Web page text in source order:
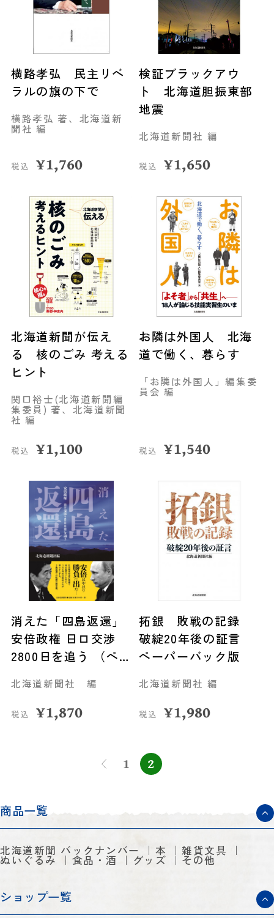
横路孝弘 民主リベ
ラルの旗の下で
横路孝弘 著、北海道新
聞社 編
税込 ¥1,760
検証ブラックアウ
ト 北海道胆振東部
地震
北海道新聞社 編
税込 ¥1,650
北海道新聞が伝え
る 核のごみ 考える
ヒント
関口裕士(北海道新聞編
集委員) 著、北海道新聞
社 編
税込 ¥1,100
お隣は外国人 北海
道で働く、暮らす
「お隣は外国人」編集委
員会 編
税込 ¥1,540
消えた「四島返還」
安倍政権 日ロ交渉
2800日を追う （ペー
北海道新聞社 編
税込 ¥1,870
拓銀 敗戦の記録
破綻20年後の証言
ペーパーバック版
北海道新聞社 編
税込 ¥1,980
1 2
商品一覧
北海道新聞 バックナンバー 本 雑貨文具
ぬいぐるみ 食品・酒 グッズ その他
ショップ一覧